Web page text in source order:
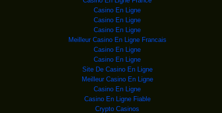
RDC : L’université M
Le Centre technique de
coopération agricole et ru
Kinshasa : un collec
Un collectif de
revendeurs du marché de la Liberté
Le gouvernement sans
La Troïka stratégique
du gouvernement a jugé stabl
RDC : La BAD va fina
Un abattoir moderne
respectant les normes hygiéniq
Cinq joueurs du FC R
Cinq joueurs du FC
Renaissance du Congo so
RDC : Au delà des re
Casino En Ligne
Casino En Ligne
Casino En Ligne
Meilleur Casino En Ligne Francais
Casino En Ligne
Casino En Ligne
Site De Casino En Ligne
Meilleur Casino En Ligne
Casino En Ligne
Casino En Ligne Fiable
Crypto Casinos